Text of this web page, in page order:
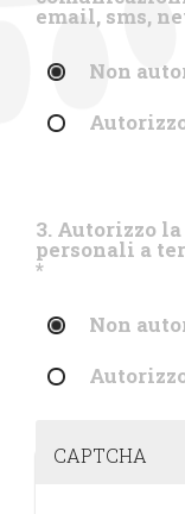
email, sms,
Non
3. Autorizzo
personali a
*
Non
CAPTCHA